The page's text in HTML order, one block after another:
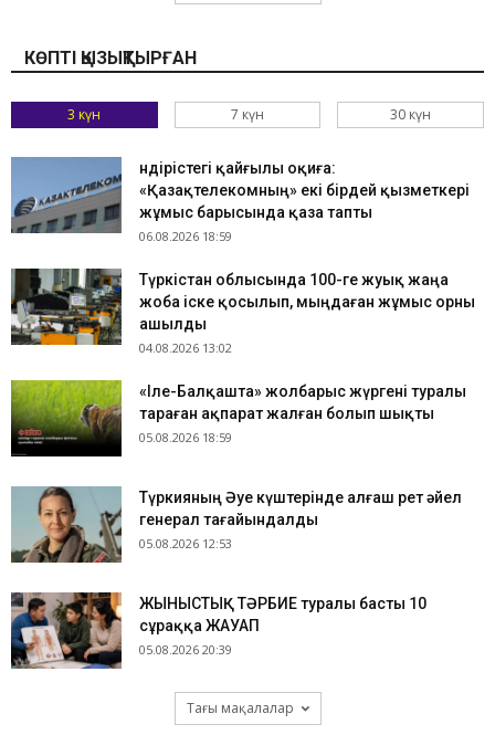
КӨПТІ ҚЫЗЫҚТЫРҒАН
3 күн 7 күн 30 күн
Өндірістегі қайғылы оқиға:
«Қазақтелекомның» екі бірдей қызметкері
жұмыс барысында қаза тапты
06.08.2026 18:59
Түркістан облысында 100-ге жуық жаңа
жоба іске қосылып, мыңдаған жұмыс орны
ашылды
04.08.2026 13:02
«Іле-Балқашта» жолбарыс жүргені туралы
тараған ақпарат жалған болып шықты
05.08.2026 18:59
Түркияның Әуе күштерінде алғаш рет әйел
генерал тағайындалды
05.08.2026 12:53
ЖЫНЫСТЫҚ ТӘРБИЕ туралы басты 10
сұраққа ЖАУАП
05.08.2026 20:39
Тағы мақалалар